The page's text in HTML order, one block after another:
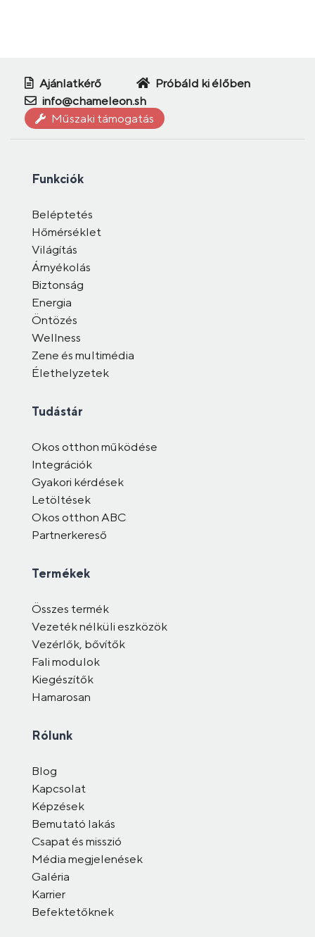
Ajánlatkérő
Próbáld ki élőben
info@chameleon.sh
Műszaki támogatás
Funkciók
Beléptetés
Hőmérséklet
Világítás
Árnyékolás
Biztonság
Energia
Öntözés
Wellness
Zene és multimédia
Élethelyzetek
Tudástár
Okos otthon működése
Integrációk
Gyakori kérdések
Letöltések
Okos otthon ABC
Partnerkereső
Termékek
Összes termék
Vezeték nélküli eszközök
Vezérlők, bővítők
Fali modulok
Kiegészítők
Hamarosan
Rólunk
Blog
Kapcsolat
Képzések
Bemutató lakás
Csapat és misszió
Média megjelenések
Galéria
Karrier
Befektetőknek